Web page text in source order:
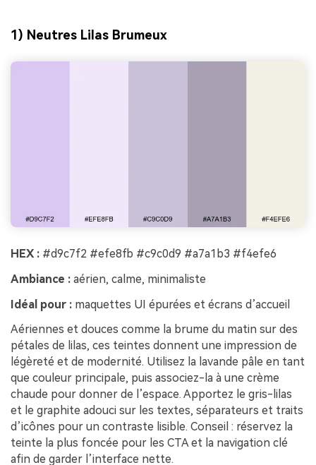
1) Neutres Lilas Brumeux
HEX : #d9c7f2 #efe8fb #c9c0d9 #a7a1b3 #f4efe6
Ambiance : aérien, calme, minimaliste
Idéal pour : maquettes UI épurées et écrans d’accueil
Aériennes et douces comme la brume du matin sur des
pétales de lilas, ces teintes donnent une impression de
légèreté et de modernité. Utilisez la lavande pâle en tant
que couleur principale, puis associez-la à une crème
chaude pour donner de l’espace. Apportez le gris-lilas
et le graphite adouci sur les textes, séparateurs et traits
d’icônes pour un contraste lisible. Conseil : réservez la
teinte la plus foncée pour les CTA et la navigation clé
afin de garder l’interface nette.